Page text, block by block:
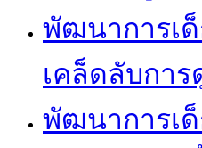
พัฒนาการเด็
เคล็ดลับกา
พัฒนาการเด็